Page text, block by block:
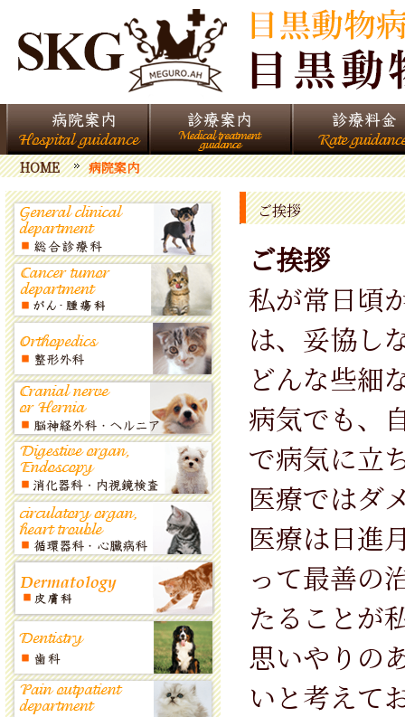
HOME 病院案内
ご挨拶
ご挨拶
私が常日頃
は、妥協し
どんな些細
病気でも、
で病気に立
医療ではダ
医療は日進
って最善の
たることが
思いやりの
いと考えて